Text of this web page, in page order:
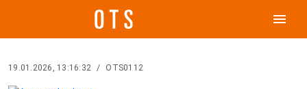
menu
19.01.2026, 13:16:32 / OTS0112